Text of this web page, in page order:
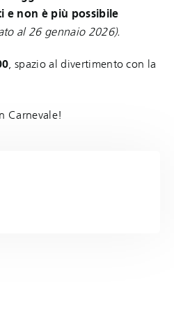
e non è più possibile
al 26 gennaio 2026).
, spazio al divertimento con la
Carnevale!